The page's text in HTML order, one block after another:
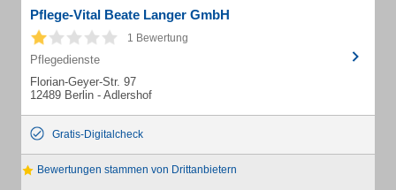
Pflege-Vital Beate Langer GmbH
1 Bewertung
Pflegedienste
Florian-Geyer-Str. 97
12489 Berlin - Adlershof
Gratis-Digitalcheck
Bewertungen stammen von Drittanbietern